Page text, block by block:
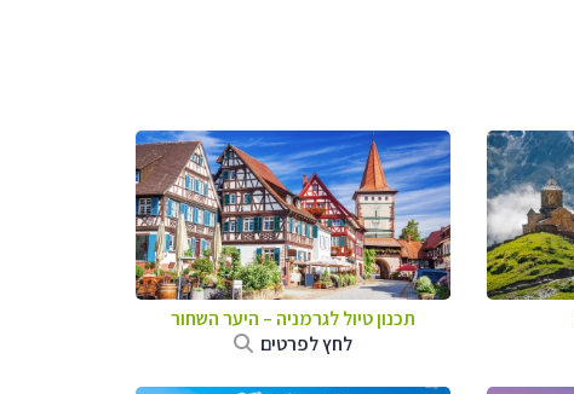
תכנון טיול לגרמניה – היער השחור
לחץ לפרטים